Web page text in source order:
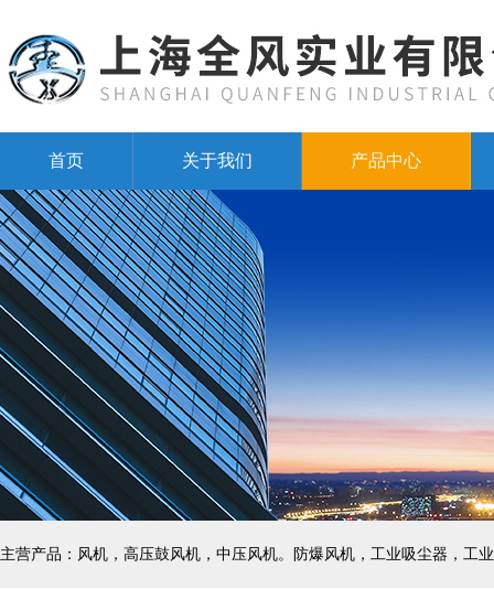
首页 关于我们 产品中心
主营产品：风机，高压鼓风机，中压风机。防爆风机，工业吸尘器，工